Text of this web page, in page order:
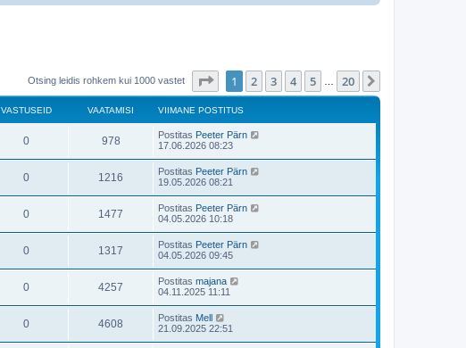
Otsing leidis rohkem kui 1000 vastet . leht 20 -st
1 2 3 4 5 20
VASTUSEID VAATAMISI VIIMANE POSTITUS
0 978 Postitas Peeter Pärn
17.06.2026 08:23
0 1216 Postitas Peeter Pärn
19.05.2026 08:21
0 1477 Postitas Peeter Pärn
04.05.2026 10:18
0 1317 Postitas Peeter Pärn
04.05.2026 09:45
0 4257 Postitas majana
04.11.2025 11:11
0 4608 Postitas Mell
21.09.2025 22:51